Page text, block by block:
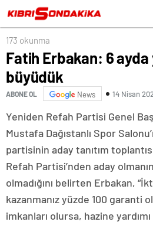
173 okunma
Fatih Erbakan: 6 ayda
büyüdük
ABONE OL News 14 Nisan
Yeniden Refah Partisi Genel
Mustafa Dağıstanlı Spor
partisinin aday tanıtım
Refah Partisi’nden aday
olmadığını belirten Erbakan,
kazanmanız yüzde 100 garanti
imkanları olursa, hazine